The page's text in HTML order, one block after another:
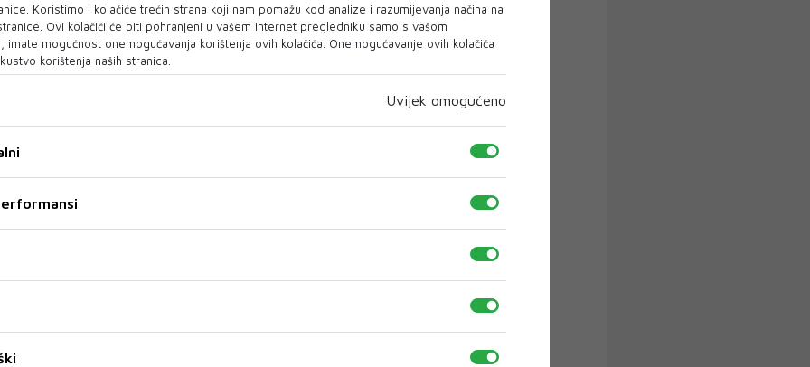
Unije za održivi povratak i integracije Mirhunisa Zukić.
dana ljudskih prava Unija izražava očekivanje i
se realizira projekt izgradnje 2.600 stambenih jedinica
distrikt, za šta je osiguran kredit kod Europske
značilo da ljudi iz kolektivnih centara napokon ostvare
Koristimo i kolačiće trećih strana koji nam pomažu kod analize i razumijevanja načina na
Ovi kolačići će biti pohranjeni u vašem Internet pregledniku samo s vašom
imate mogućnost onemogućavanja korištenja ovih kolačića. Onemogućavanje ovih kolačića
korištenja naših stranica.
Uvijek omogućeno